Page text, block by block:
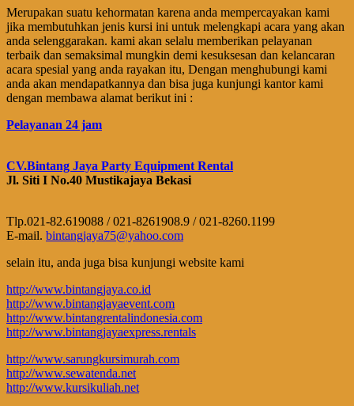
Merupakan suatu kehormatan karena anda mempercayakan kami
jika membutuhkan jenis kursi ini untuk melengkapi acara yang akan
anda selenggarakan. kami akan selalu memberikan pelayanan
terbaik dan semaksimal mungkin demi kesuksesan dan kelancaran
acara spesial yang anda rayakan itu, Dengan menghubungi kami
anda akan mendapatkannya dan bisa juga kunjungi kantor kami
dengan membawa alamat berikut ini :
Pelayanan 24 jam
CV.Bintang Jaya Party Equipment Rental
Jl. Siti I No.40 Mustikajaya Bekasi
Tlp.021-82.619088 / 021-8261908.9 / 021-8260.1199
E-mail. bintangjaya75@yahoo.com
selain itu, anda juga bisa kunjungi website kami
http://www.bintangjaya.co.id
http://www.bintangjayaevent.com
http://www.bintangrentalindonesia.com
http://www.bintangjayaexpress.rentals
http://www.sarungkursimurah.com
http://www.sewatenda.net
http://www.kursikuliah.net